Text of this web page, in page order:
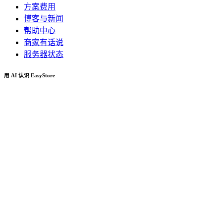
方案费用
博客与新闻
帮助中心
商家有话说
服务器状态
用 AI 认识 EasyStore